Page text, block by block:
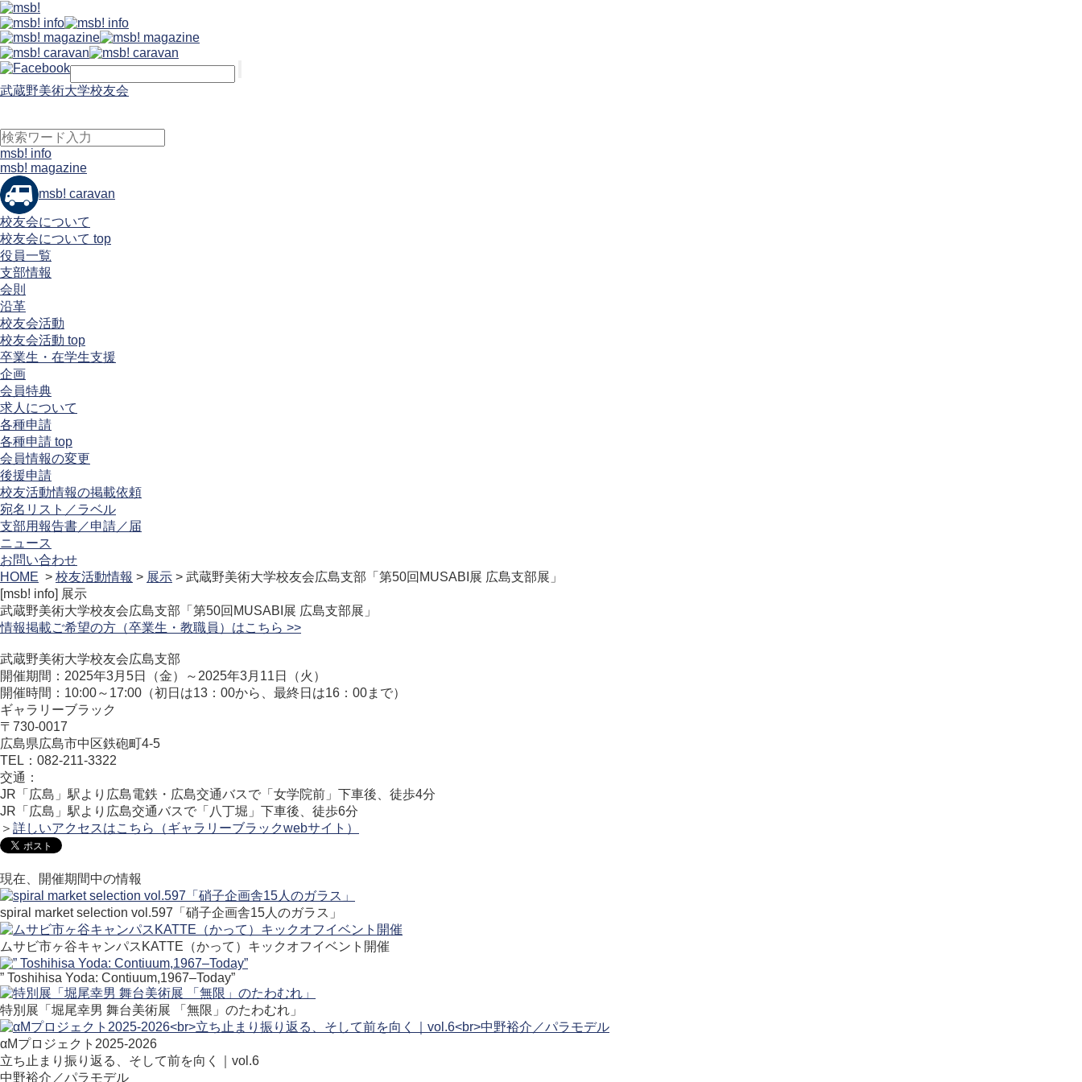
武蔵野美術大学校友会
msb! info
msb! magazine
msb! caravan
校友会について
校友会について top
役員一覧
支部情報
会則
沿革
校友会活動
校友会活動 top
卒業生・在学生支援
企画
会員特典
求人について
各種申請
各種申請 top
会員情報の変更
後援申請
校友活動情報の掲載依頼
宛名リスト／ラベル
支部用報告書／申請／届
ニュース
お問い合わせ
HOME > 校友活動情報 > 展示 > 武蔵野美術大学校友会広島支部「第50回MUSABI展 広島支部展」
[msb! info] 展示
武蔵野美術大学校友会広島支部「第50回MUSABI展 広島支部展」
情報掲載ご希望の方（卒業生・教職員）はこちら >>
武蔵野美術大学校友会広島支部
開催期間：2025年3月5日（金）～2025年3月11日（火）
開催時間：10:00～17:00（初日は13：00から、最終日は16：00まで）
ギャラリーブラック
〒730-0017
広島県広島市中区鉄砲町4-5
TEL：082-211-3322
交通：
JR「広島」駅より広島電鉄・広島交通バスで「女学院前」下車後、徒歩4分
JR「広島」駅より広島交通バスで「八丁堀」下車後、徒歩6分
＞ 詳しいアクセスはこちら（ギャラリーブラックwebサイト）
現在、開催期間中の情報
spiral market selection vol.597「硝子企画舎15人のガラス」
ムサビ市ヶ谷キャンパスKATTE（かって）キックオフイベント開催
” Toshihisa Yoda: Contiuum,1967–Today”
特別展「堀尾幸男 舞台美術展 「無限」のたわむれ」
αMプロジェクト2025-2026
立ち止まり振り返る、そして前を向く｜vol.6
中野裕介／パラモデル